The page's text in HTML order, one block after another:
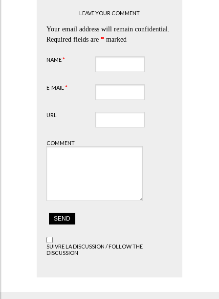
LEAVE YOUR COMMENT
Your email address will remain confidential.
Required fields are *marked
NAME*
E-MAIL *
URL
COMMENT
SUIVRE LA DISCUSSION / FOLLOW THE
DISCUSSION